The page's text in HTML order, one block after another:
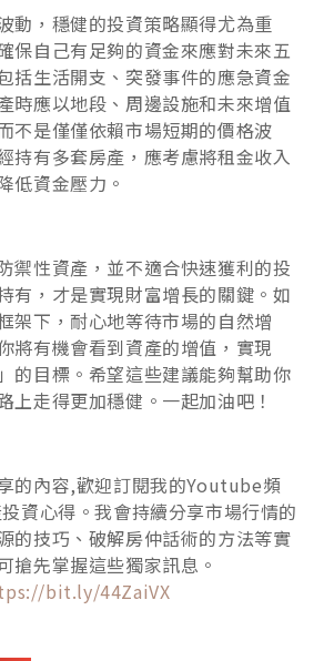
動，穩健的投資策略顯得尤為重
保自己有足夠的資金來應對未來五
括生活開支、突發事件的應急資金
時應以地段、周邊設施和未來增值
不是僅僅依賴市場短期的價格波
持有多套房產，應考慮將租金收入
低資金壓力。
禦性資產，並不適合快速獲利的投
有，才是實現財富增長的關鍵。如
架下，耐心地等待市場的自然增
將有機會看到資產的增值，實現
的目標。希望這些建議能夠幫助你
上走得更加穩健。一起加油吧！
的內容,歡迎訂閱我的Youtube頻
資心得。我會持續分享市場行情的
的技巧、破解房仲話術的方法等實
搶先掌握這些獨家訊息。
bit.ly/44ZaiVX